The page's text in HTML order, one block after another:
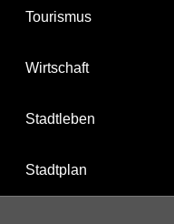
Tourismus
Wirtschaft
Stadtleben
Stadtplan